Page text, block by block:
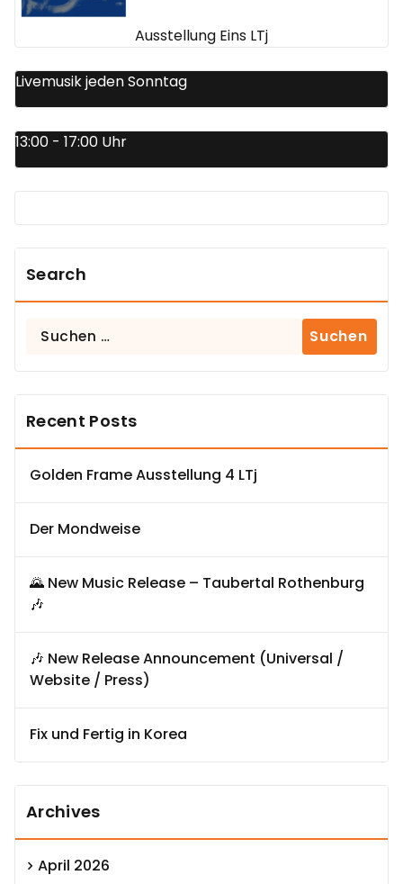
Ausstellung Eins LTj
Livemusik jeden Sonntag
13:00 - 17:00 Uhr
Search
Suchen
Recent Posts
Golden Frame Ausstellung 4 LTj
Der Mondweise
🌄 New Music Release – Taubertal Rothenburg
🎶
🎶 New Release Announcement (Universal /
Website / Press)
Fix und Fertig in Korea
Archives
April 2026